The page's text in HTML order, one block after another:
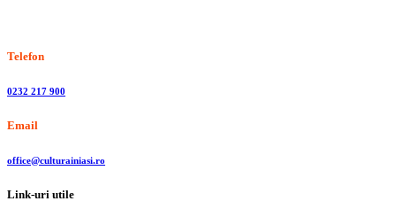
Telefon
0232 217 900
Email
office@culturainiasi.ro
Link-uri utile